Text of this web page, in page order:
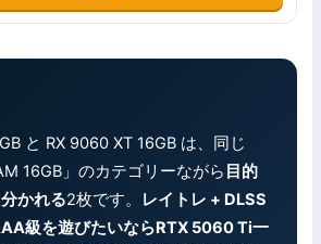
と RX 9060 XT 16GB は、同じ
16GB」のカテゴリーながら 目的
かれる2枚です。 レイトレ + DLSS
級を遊びたいならRTX 5060 Ti一